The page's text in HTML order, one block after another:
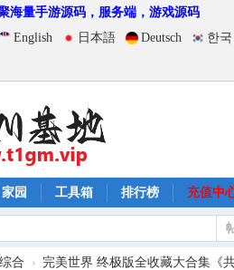
海量手游源码，服务端，游戏源码
English 日本語 Deutsch 한
家园 工具箱 排行榜 充值中
合 › 完美世界 终极版全收藏大合集《